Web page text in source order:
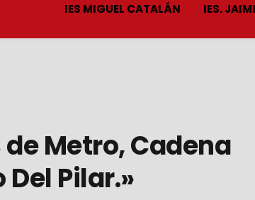
IES MIGUEL CATALÁN IES.
de Metro, Cadena
Pilar.»